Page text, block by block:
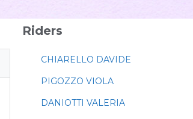
Riders
CHIARELLO DAVIDE
PIGOZZO VIOLA
DANIOTTI VALERIA